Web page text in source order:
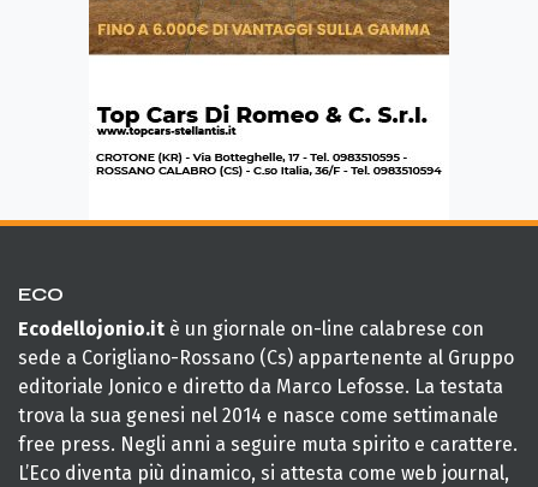
ECO
Ecodellojonio.it è un giornale on-line calabrese con
sede a Corigliano-Rossano (Cs) appartenente al Gruppo
editoriale Jonico e diretto da Marco Lefosse. La testata
trova la sua genesi nel 2014 e nasce come settimanale
free press. Negli anni a seguire muta spirito e carattere.
L’Eco diventa più dinamico, si attesta come web journal,